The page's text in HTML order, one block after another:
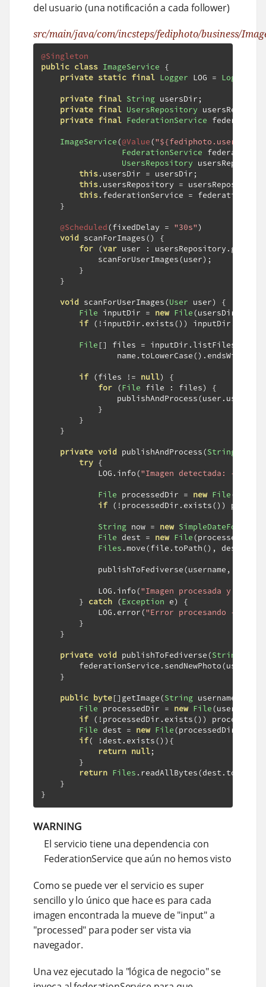
del usuario (una notificación a cada follower)
src/main/java/com/incsteps/fediphoto/business/
@Singleton
public class ImageService {
private static final Logger LOG =
private final String usersDir ;
private final UsersRepository
private final FederationService
ImageService(@Value("${fediphoto.users}"
FederationService
UsersRepository
this. usersDir = usersDir ;
this. usersRepository = usersRepository
this. federationService =
}
@Scheduled(fixedDelay = "30s")
void scanForImages()
{
for (var user : usersRepository .
            scanForUserImages
(user);
}
}
void scanForUserImages(User user)
{
File inputDir = new File(usersDir
if (! inputDir . exists()) inputDir
File [] files = inputDir . listFiles
                name
. toLowerCase(). endsWith
if (files != null)
{
for (File file : files)
{
                publishAndProcess
(user . username
}
}
}
private void publishAndProcess(String
try {
            LOG
. info("Imagen detectada: {}"
File processedDir = new File(
if (! processedDir . exists())
String now = new SimpleDateFormat
File dest = new File(processedDir
Files .move(file . toPath(), dest
            publishToFediverse
(username ,
            LOG
. info("Imagen procesada y
} catch (Exception e)
{
            LOG
. error("Error procesando {}"
}
}
private void publishToFediverse(String
        federationService
. sendNewPhoto(username
}
public byte[] getImage(String username
File processedDir = new File(usersDir
if (! processedDir . exists())
File dest = new File(processedDir
if( !dest . exists()){
return null;
}
return Files . readAllBytes(dest . toPath
}
}
WARNING
El servicio tiene una dependencia con
FederationService que aún no hemos visto
Como se puede ver el servicio es super
sencillo y lo único que hace es para cada
imagen encontrada la mueve de "input" a
"processed" para poder ser vista via
navegador.
Una vez ejecutado la "lógica de negocio" se